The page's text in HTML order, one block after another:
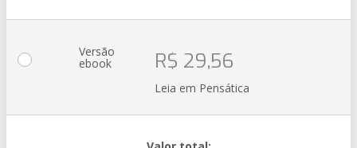
Versão
ebook R$ 29,56
Leia em Pensática